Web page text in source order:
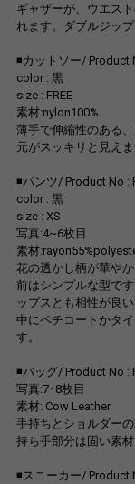
ギャザーが、ウエス
れます。ダブルジッ
◾️カットソー/ Product
color : 黒
size : FREE
素材:nylon100%
薄手で伸縮性のある
元がスッキリと見えま
◾️パンツ/ Product No :
color : 黒
size : XS
写真:4~6枚目
素材
花の透かし柄が華やか
前はシンプルな型で
ップスとも相性が良い
中にペチコートかタ
す。
◾️バッグ/ Product No :
写真:7･8枚目
素材: Cow Leather
手持ちとショルダーの
持ち手部分は固い素
◾️スニーカー/ Product